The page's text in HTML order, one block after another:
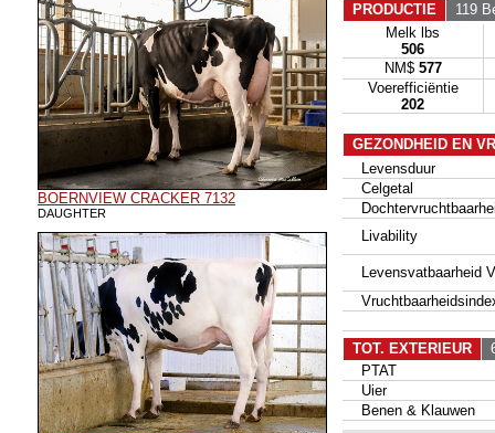
BOERNVIEW CRACKER 7132
DAUGHTER
PRODUCTIE
119
Melk lbs
506
NM$ 577
Voerefficiëntie
202
GEZONDHEID EN
Levensduur
Celgetal
Livability
Levensvatbaarheid
TOT. EXTERIEUR
PTAT
Uier
Benen & Klauwen